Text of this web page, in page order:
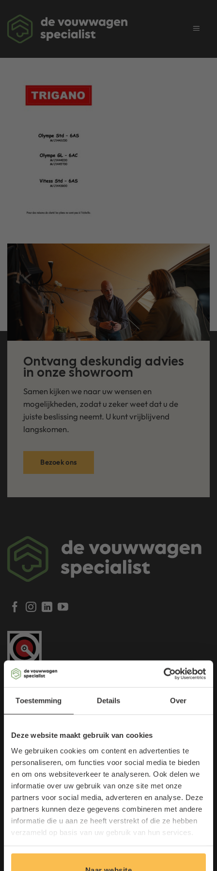
Maak kans op een gratis
Lantaarn!
Schrijf u in voor onze nieuwsbrief en
doe direct mee.
-
Toestemming Details Over
Deze website maakt gebruik van cookies
We gebruiken cookies om content en advertenties te
personaliseren, om functies voor social media te bieden
en om ons websiteverkeer te analyseren. Ook delen we
informatie over uw gebruik van onze site met onze
partners voor social media, adverteren en analyse. Deze
partners kunnen deze gegevens combineren met andere
informatie die u aan ze heeft verstrekt of die ze hebben
verzameld op basis van uw gebruik van hun services.
naar
inhoud
Ontvang deskundig advies
in onze showroom
Samen kijken we naar uw wensen en
mogelijkheden, zodat u zeker weet dat u de
juiste beslissing neemt. U kunt vrijblijvend
langskomen.
Bezoek ons
Contact
Mijlstraat 24-25
5281 LL Boxtel
T:0411 683 601
E:info@vouwwagenspecialist.nl
Menu
Vouwwagens